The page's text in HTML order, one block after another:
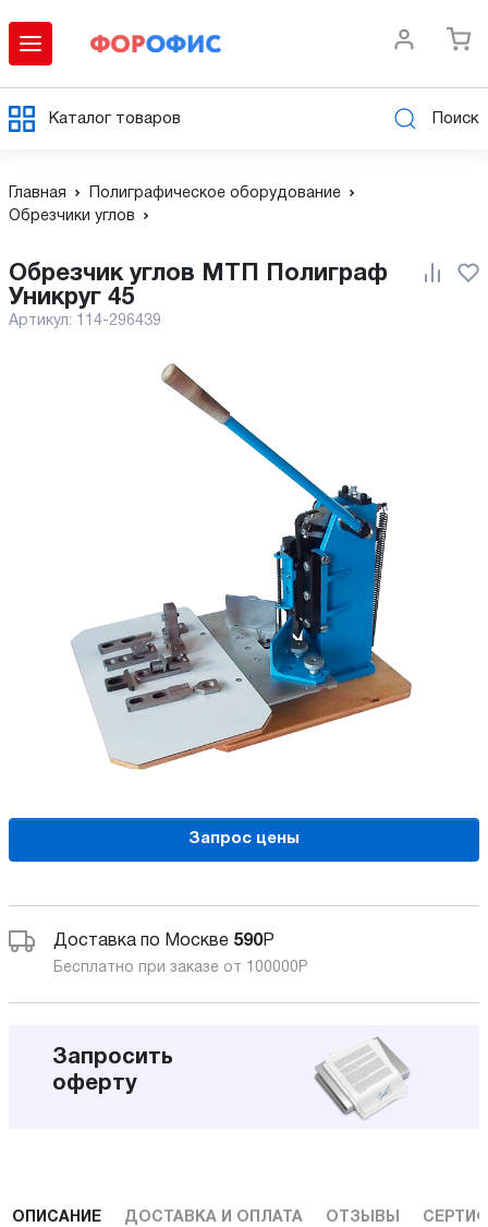
Каталог товаров Поиск
Главная
Полиграфическое оборудование
Обрезчики углов
Обрезчик углов МТП Полиграф
Уникруг 45
Артикул: 114-296439
Запрос цены
Доставка по Москве 590Р
Бесплатно при заказе от 100000 Р
Запросить
оферту
ОПИСАНИЕ ДОСТАВКА И ОПЛАТА ОТЗЫВЫ